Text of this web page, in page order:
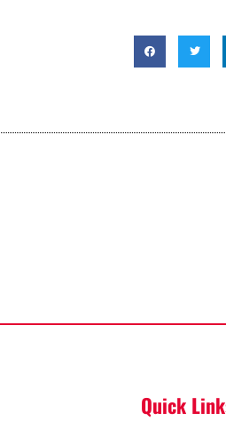
Quick